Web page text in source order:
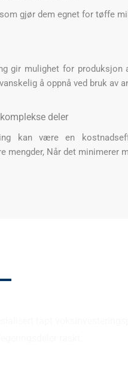
gjør dem egnet for tøffe
gir mulighet for
å oppnå ved bruk av
deler
kan være en
mengder, Når det minimerer